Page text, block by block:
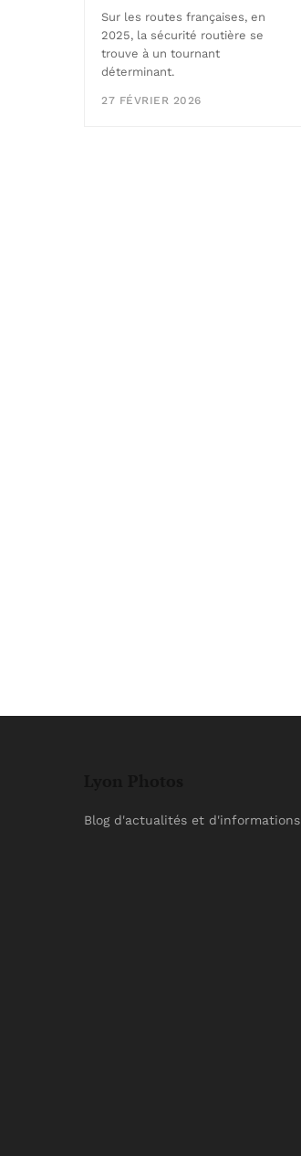
Sur les routes françaises, en
2025, la sécurité routière se
trouve à un tournant
déterminant.
27 FÉVRIER 2026
Blog d'actualités et d'informations